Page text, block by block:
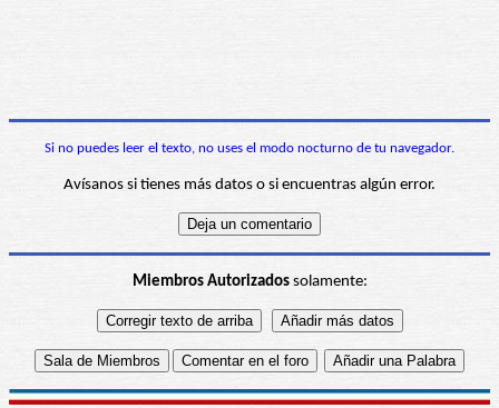
Si no puedes leer el texto, no uses el modo nocturno de tu navegador.
Avísanos si tienes más datos o si encuentras algún error.
Miembros Autorizadossolamente: